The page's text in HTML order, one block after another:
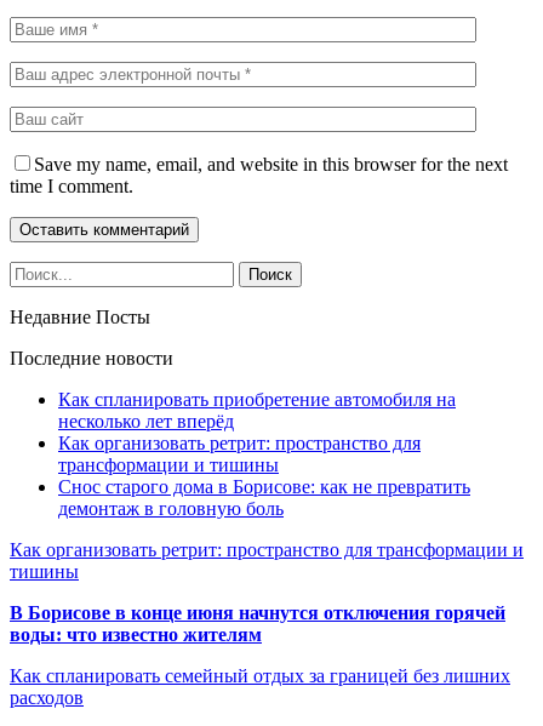
Save my name, email, and website in this browser for the next
time I comment.
Недавние Посты
Последние новости
Как спланировать приобретение автомобиля на
несколько лет вперёд
Как организовать ретрит: пространство для
трансформации и тишины
Снос старого дома в Борисове: как не превратить
демонтаж в головную боль
Как организовать ретрит: пространство для трансформации и
тишины
В Борисове в конце июня начнутся отключения горячей
воды: что известно жителям
Как спланировать семейный отдых за границей без лишних
расходов